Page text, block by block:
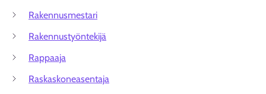
Rakennusmestari
Rakennustyöntekijä
Rappaaja
Raskaskoneasentaja